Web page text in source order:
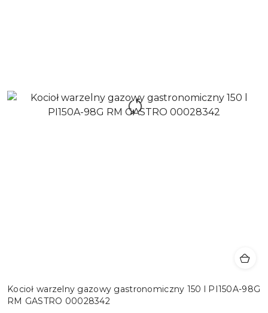
Kocioł warzelny gazowy gastronomiczny 150 l PI150A-98G
RM GASTRO 00028342